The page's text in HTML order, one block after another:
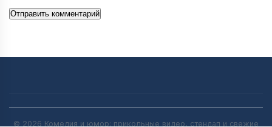
Отправить комментарий
© 2026 Комедия и юмор: прикольные видео, стендап и свежие